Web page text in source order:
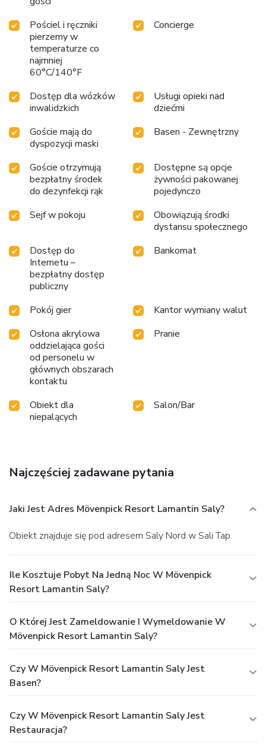
Pościel i ręczniki
pierzemy w
temperaturze co
najmniej
60°C/140°F
Concierge
Dostęp dla wózków
inwalidzkich
Usługi opieki nad
dziećmi
Goście mają do
dyspozycji maski
Basen - Zewnętrzny
Goście otrzymują
bezpłatny środek
do dezynfekcji rąk
Dostępne są opcje
żywności pakowanej
pojedynczo
Sejf w pokoju
Obowiązują środki
dystansu społecznego
Dostęp do
Internetu –
bezpłatny dostęp
publiczny
Bankomat
Pokój gier
Kantor wymiany walut
Osłona akrylowa
oddzielająca gości
od personelu w
głównych obszarach
kontaktu
Pranie
Obiekt dla
niepalących
Salon/Bar
Najczęściej zadawane pytania
Jaki Jest Adres Mövenpick Resort Lamantin Saly?
Obiekt znajduje się pod adresem Saly Nord w Sali Tap.
Ile Kosztuje Pobyt Na Jedną Noc W Mövenpick
Resort Lamantin Saly?
O Której Jest Zameldowanie I Wymeldowanie W
Mövenpick Resort Lamantin Saly?
Czy W Mövenpick Resort Lamantin Saly Jest
Basen?
Czy W Mövenpick Resort Lamantin Saly Jest
Restauracja?